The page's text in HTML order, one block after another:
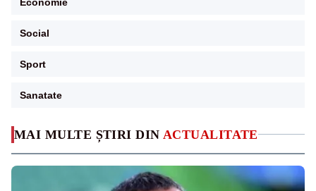
MAI MULTE ȘTIRI DIN ACTUALITATE
Social
Sport
Sanatate